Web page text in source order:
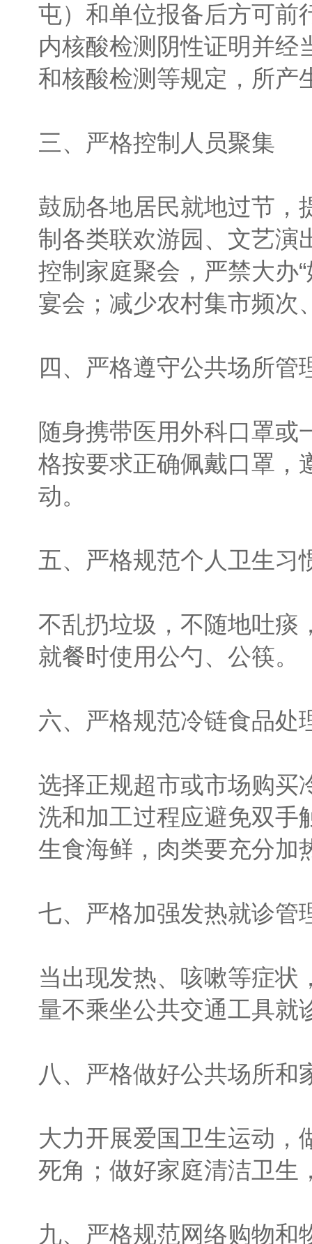
屯）和单位报备后方可前
内核酸检测阴性证明并经
和核酸检测等规定，所产
三、严格控制人员聚集
鼓励各地居民就地过节，
制各类联欢游园、文艺演
控制家庭聚会，严禁大办
宴会；减少农村集市频次
四、严格遵守公共场所管
随身携带医用外科口罩或
格按要求正确佩戴口罩，
动。
五、严格规范个人卫生习
不乱扔垃圾，不随地吐痰
就餐时使用公勺、公筷。
六、严格规范冷链食品处
选择正规超市或市场购买
洗和加工过程应避免双手
生食海鲜，肉类要充分加
七、严格加强发热就诊管
当出现发热、咳嗽等症状
量不乘坐公共交通工具就
八、严格做好公共场所和
大力开展爱国卫生运动，
死角；做好家庭清洁卫生
九、严格规范网络购物和